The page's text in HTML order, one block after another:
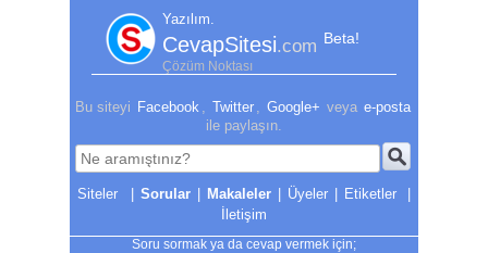
Yazılım.
CevapSitesi.com Beta!
Çözüm Noktası
Bu siteyi Facebook Twitter Google+ veya e-posta
ile paylaşın.
| Sorular | Makaleler | Üyeler | Etiketler
|
İletişim
Soru sormak ya da cevap vermek için;